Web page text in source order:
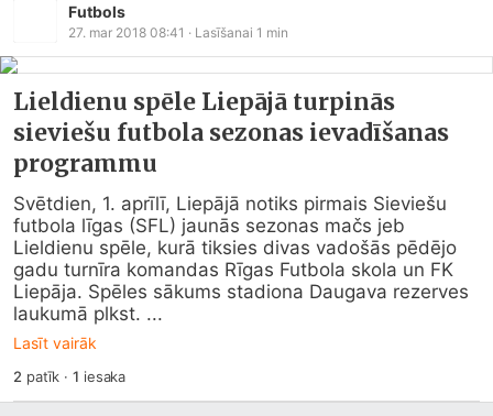
Futbols
27. mar 2018 08:41 · Lasīšanai 1 min
Lieldienu spēle Liepājā turpinās
sieviešu futbola sezonas ievadīšanas
programmu
Svētdien, 1. aprīlī, Liepājā notiks pirmais Sieviešu
futbola līgas (SFL) jaunās sezonas mačs jeb
Lieldienu spēle, kurā tiksies divas vadošās pēdējo
gadu turnīra komandas Rīgas Futbola skola un FK
Liepāja. Spēles sākums stadiona Daugava rezerves
laukumā plkst. ...
Lasīt vairāk
2 patīk ·1 iesaka